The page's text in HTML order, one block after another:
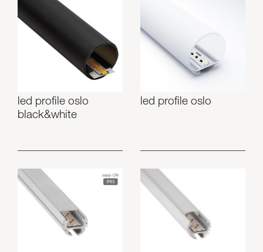
led profile oslo
black&white
led profile oslo